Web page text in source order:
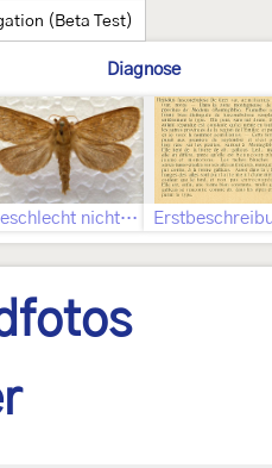
(Beta Test)
Diagnose
Geschlecht nicht bestimmt